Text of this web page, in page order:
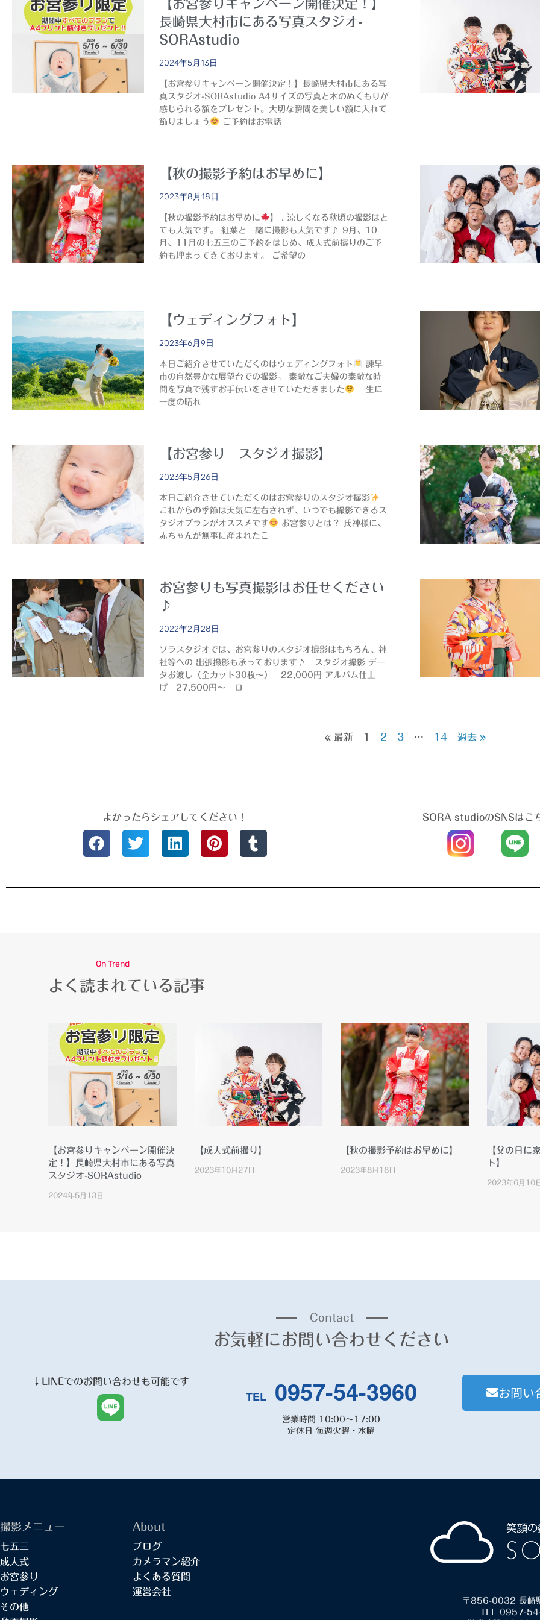
【お宮参りキャンペーン開催決定！】
長崎県大村市にある写真スタジオ-
SORAstudio
2024年5月13日
【お宮参りキャンペーン開催決定！】長崎県大村市にある写
真スタジオ-SORAstudio A4サイズの写真と木のぬくもりが
感じられる額をプレゼント。大切な瞬間を美しい額に入れて
飾りましょう
ご予約はお電話
【秋の撮影予約はお早めに】
2023年8月18日
【秋の撮影予約はお早めに
】 . 涼しくなる秋頃の撮影はと
ても人気です。 紅葉と一緒に撮影も人気です♪ 9月、10
月、11月の七五三のご予約をはじめ、成人式前撮りのご予
約も埋まってきております。 ご希望の
【ウェディングフォト】
2023年6月9日
本日ご紹介させていただくのはウェディングフォト
‍ 諫早
市の自然豊かな展望台での撮影。 素敵なご夫婦の素敵な時
間を写真で残すお手伝いをさせていただきました
一生に
一度の晴れ
【お宮参り スタジオ撮影】
2023年5月26日
本日ご紹介させていただくのはお宮参りのスタジオ撮影
これからの季節は天気に左右されず、いつでも撮影できるス
タジオプランがオススメです
お宮参りとは？ 氏神様に、
赤ちゃんが無事に産まれたこ
お宮参りも写真撮影はお任せください
♪
2022年2月28日
ソラスタジオでは、お宮参りのスタジオ撮影はもちろん、神
社等への 出張撮影も承っております♪ スタジオ撮影 デー
タお渡し（全カット30枚～） 22,000円 アルバム仕上
げ 27,500円～ ロ
« 最新 1 2 3 … 14 過去 »
よかったらシェアしてください！ SORA studioのSNSはこ
On Trend
よく読まれている記事
【お宮参りキャンペーン開催決
定！】長崎県大村市にある写真
スタジオ-SORAstudio
2024年5月13日
【成人式前撮り】
2023年10月27日
【秋の撮影予約はお早めに】
2023年8月18日
【父の日に
ト】
2023年6月10
Contact
お気軽にお問い合わせください
↓ LINEでのお問い合わせも可能です
TEL 0957-54-3960
営業時間 10:00～17:00
定休日 毎週火曜・水曜
お問い
撮影メニュー
七五三
成人式
お宮参り
ウェディング
その他
About
ブログ
カメラマン紹介
よくある質問
運営会社
〒856-0032 長崎
TEL 0957-